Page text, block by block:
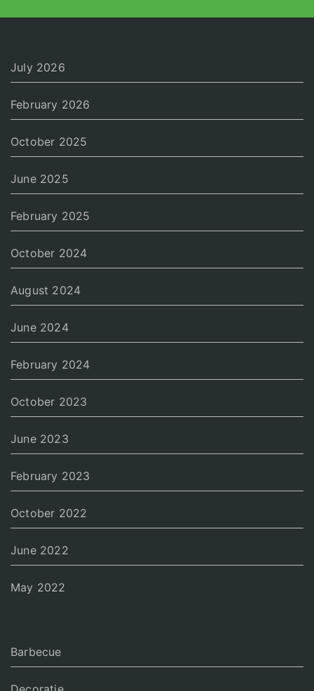
July 2026
February 2026
October 2025
June 2025
February 2025
October 2024
August 2024
June 2024
February 2024
October 2023
June 2023
February 2023
October 2022
June 2022
May 2022
Barbecue